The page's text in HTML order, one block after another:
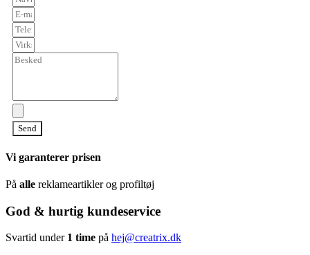
Send
Vi garanterer prisen
På alle reklameartikler og profiltøj
God & hurtig kundeservice
Svartid under 1 time på hej@creatrix.dk